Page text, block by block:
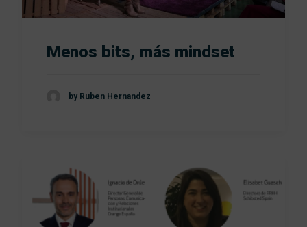
Menos bits, más mindset
by Ruben Hernandez